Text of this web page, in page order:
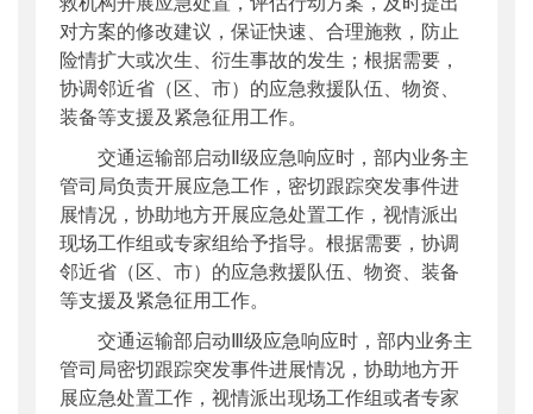
对方案的修改建议，保证快速、合理施救，防止
险情扩大或次生、衍生事故的发生；根据需要，
协调邻近省（区、市）的应急救援队伍、物资、
装备等支援及紧急征用工作。
交通运输部启动Ⅱ级应急响应时，部内业务主
管司局负责开展应急工作，密切跟踪突发事件进
展情况，协助地方开展应急处置工作，视情派出
现场工作组或专家组给予指导。根据需要，协调
邻近省（区、市）的应急救援队伍、物资、装备
等支援及紧急征用工作。
交通运输部启动Ⅲ级应急响应时，部内业务主
管司局密切跟踪突发事件进展情况，协助地方开
展应急处置工作，视情派出现场工作组或者专家